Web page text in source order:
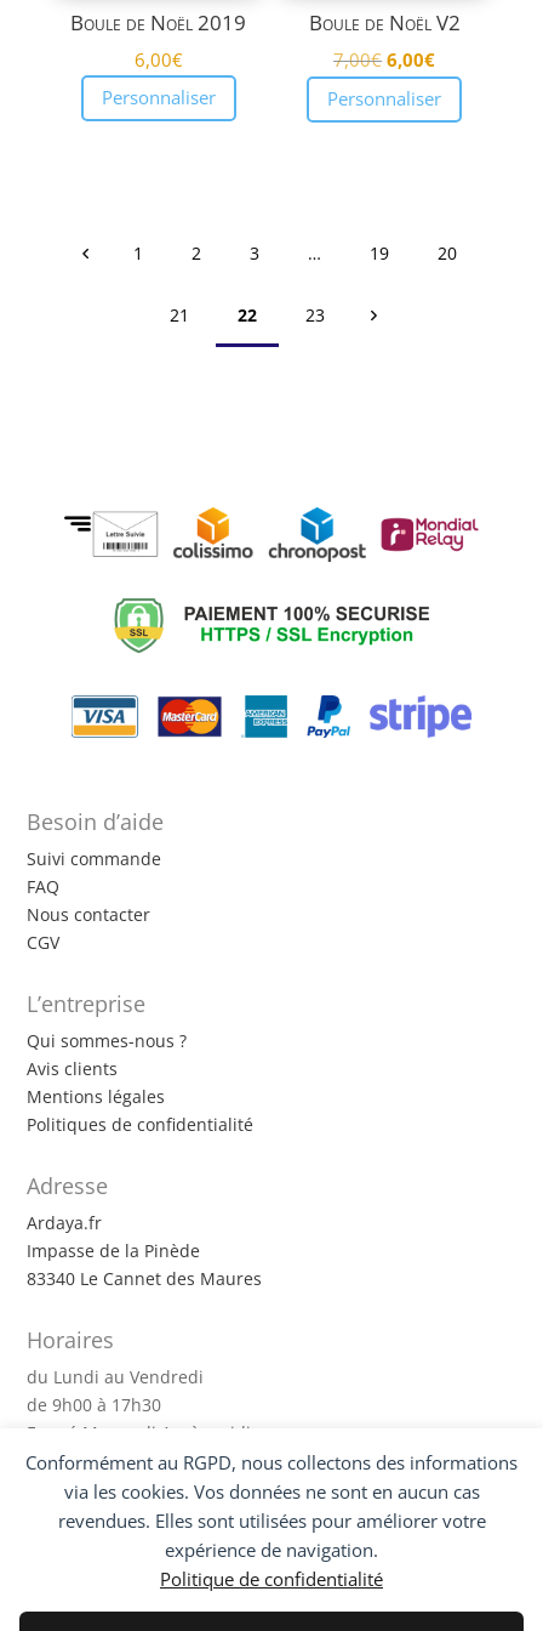
Conformément au RGPD, nous collectons des informations
via les cookies. Vos données ne sont en aucun cas
revendues. Elles sont utilisées pour améliorer votre
expérience de navigation.
Politique de confidentialité
Boule de Noël 2019
6,00€
Personnaliser
Boule de Noël V2
7,00€ Le
prix
initial
6,00€Le
prix
actuel
Personnaliser
1 2 3 … 19 20
21 22 23
Besoin d’aide
Suivi commande
FAQ
Nous contacter
CGV
L’entreprise
Qui sommes-nous ?
Avis clients
Mentions légales
Politiques de confidentialité
Adresse
Ardaya.fr
Impasse de la Pinède
83340 Le Cannet des Maures
Horaires
du Lundi au Vendredi
de 9h00 à 17h30
Fermé Mercredi Après-midi
Suivez-nous !